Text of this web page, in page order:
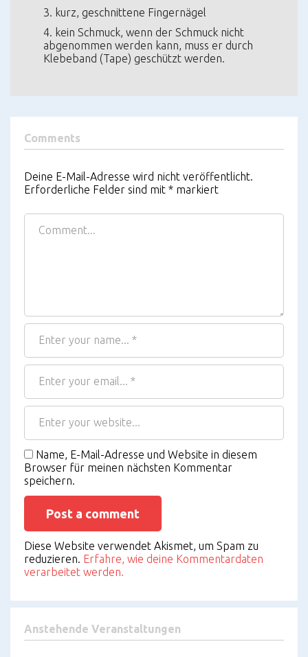
kurz, geschnittene Fingernägel
kein Schmuck, wenn der Schmuck nicht
abgenommen werden kann, muss er durch
Klebeband (Tape) geschützt werden.
Comments
Deine E-Mail-Adresse wird nicht veröffentlicht.
Erforderliche Felder sind mit * markiert
Name, E-Mail-Adresse und Website in diesem
Browser für meinen nächsten Kommentar
speichern.
Diese Website verwendet Akismet, um Spam zu
reduzieren. Erfahre, wie deine Kommentardaten
verarbeitet werden.
Anstehende Veranstaltungen